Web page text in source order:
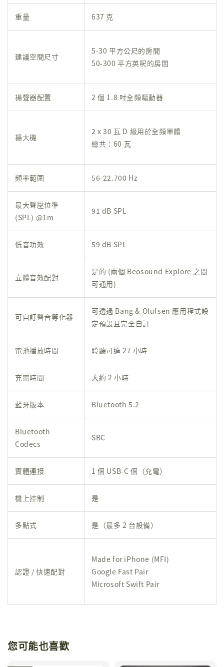
重量 637 克
建議空間尺寸
5-30 平方公尺的房間
50-300 平方英呎的房間
揚聲器配置 2 個 1.8 吋全頻驅動器
擴大機
2 x 30 瓦 D 級用於全頻單體
總共：60 瓦
頻率範圍 56-22.700 Hz
最大聲壓位準
(SPL) @1m
91 dB SPL
低音功效 59 dB SPL
立體音效配對
是的 (兩個 Beosound Explore 之間
可通用)
可自訂聲音等化器
可透過 Bang & Olufsen 應用程式設
定預設且完全自訂
電池播放時間 聆聽可達 27 小時
充電時間 大約 2 小時
藍牙版本 Bluetooth 5.2
Bluetooth
Codecs
SBC
實體連接 1 個 USB-C 個（充電）
機上控制 是
多點式 是（最多 2 台設備）
認證 / 快速配對
Made for iPhone (MFI)
Google Fast Pair
Microsoft Swift Pair
您可能也喜歡